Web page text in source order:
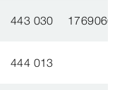
443 030 1769066
444 013